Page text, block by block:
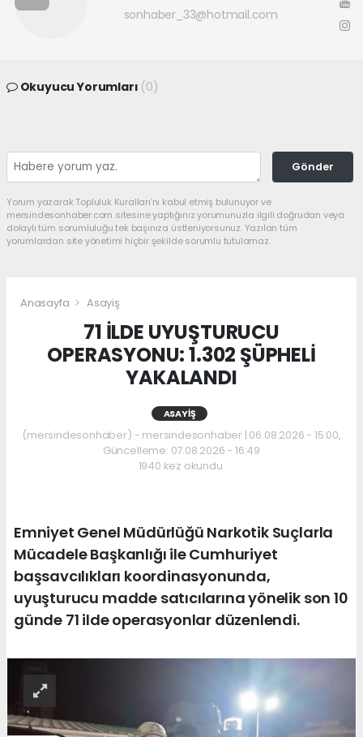
sonhaber_33@hotmail.com
Okuyucu Yorumları (0)
Gönder
Yorum yazarak Topluluk Kuralları’nı kabul etmiş bulunuyor ve
mersindesonhaber.com sitesine yaptığınız yorumunuzla ilgili doğrudan veya
dolaylı tüm sorumluluğu tek başınıza üstleniyorsunuz. Yazılan tüm
yorumlardan site yönetimi hiçbir şekilde sorumlu tutulamaz.
Anasayfa Asayiş
71 İLDE UYUŞTURUCU
OPERASYONU: 1.302 ŞÜPHELİ
YAKALANDI
ASAYIŞ
(mersindesonhaber) - mersindesonhaber | 06.08.2026 - 15:00,
Güncelleme: 07.08.2026 - 16:49
1940 kez okundu.
Emniyet Genel Müdürlüğü Narkotik Suçlarla
Mücadele Başkanlığı ile Cumhuriyet
başsavcılıkları koordinasyonunda,
uyuşturucu madde satıcılarına yönelik son 10
günde 71 ilde operasyonlar düzenlendi.